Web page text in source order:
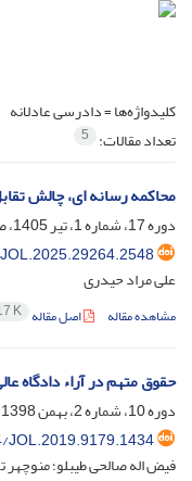
کلیدواژه‌ها =دادرسی عادلانه
تعداد مقالات: 5
محاکمه رسانه ای، چالش
دوره 17، شماره 1، تیر 1405، صفحه
علی مراد حیدری
مشاهده مقاله اصل مقاله K
حقوق متهم در آراء دادگاه
دوره 10، شماره 2، بهمن 1398، صفحه
JOL.2019.9179.1434
فیض اله صالحی طیبلو؛